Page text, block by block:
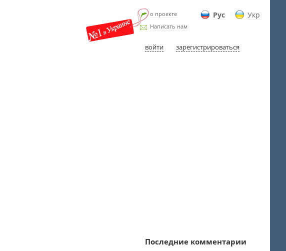
Рус Укр
о проекте
Написать нам
войти зарегистрироваться
Последние комментарии